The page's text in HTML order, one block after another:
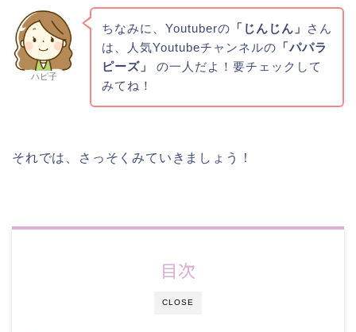
ハピ子
ちなみに、Youtuberの 「じんじん」
さん
は、人気Youtubeチャンネルの 「パパラ
ピーズ」
の一人だよ！要チェックして
みてね！
それでは、さっそくみていきましょう！
CLOSE
目次